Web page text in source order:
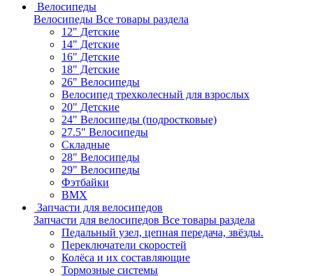
Велосипеды
Велосипеды Все товары раздела
12" Детские
14" Детские
16" Детские
18" Детские
26" Велосипеды
Велосипед трехколесный для взрослых
20" Детские
24" Велосипеды (подростковые)
27.5" Велосипеды
Складные
28" Велосипеды
29" Велосипеды
Фэтбайки
BMX
Запчасти для велосипедов
Запчасти для велосипедов Все товары раздела
Педальный узел, цепная передача, звёзды.
Переключатели скоростей
Колёса и их составляющие
Тормозные системы